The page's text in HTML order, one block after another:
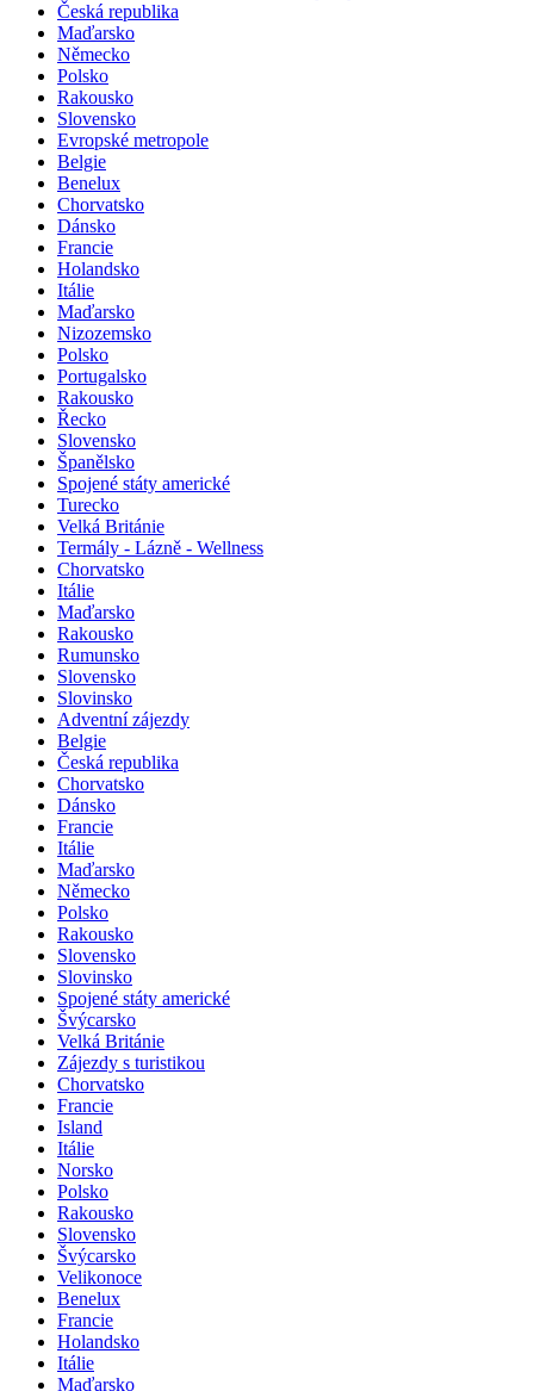
Česká republika
Maďarsko
Německo
Polsko
Rakousko
Slovensko
Evropské metropole
Belgie
Benelux
Chorvatsko
Dánsko
Francie
Holandsko
Itálie
Maďarsko
Nizozemsko
Polsko
Portugalsko
Rakousko
Řecko
Slovensko
Španělsko
Spojené státy americké
Turecko
Velká Británie
Termály - Lázně - Wellness
Chorvatsko
Itálie
Maďarsko
Rakousko
Rumunsko
Slovensko
Slovinsko
Adventní zájezdy
Belgie
Česká republika
Chorvatsko
Dánsko
Francie
Itálie
Maďarsko
Německo
Polsko
Rakousko
Slovensko
Slovinsko
Spojené státy americké
Švýcarsko
Velká Británie
Zájezdy s turistikou
Chorvatsko
Francie
Island
Itálie
Norsko
Polsko
Rakousko
Slovensko
Švýcarsko
Velikonoce
Benelux
Francie
Holandsko
Itálie
Maďarsko